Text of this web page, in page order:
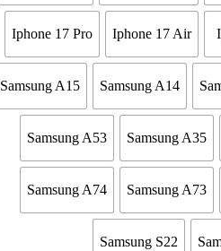
Iphone 17 Air
Iphone 17 Pro
Samsung A14
Samsung A15
Samsung A35
Samsung A53
Samsung A73
Samsung A74
Samsung S22